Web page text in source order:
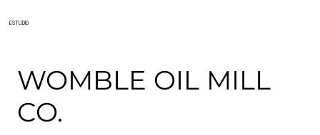
ESTUDIO
WOMBLE OIL MILL
CO.